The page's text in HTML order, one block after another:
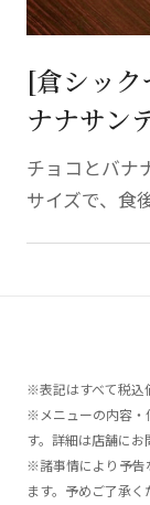
[倉シッ
ナナサン
チョコとバナ
サイズで、食
※表記はすべて税込
※メニューの内容・
す。詳細は店舗にお
※諸事情により予告
ます。予めご了承く